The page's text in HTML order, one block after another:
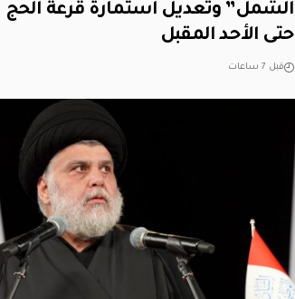
الشمل” وتعديل استمارة قرعة الحج
حتى الأحد المقبل
قبل 7 ساعات